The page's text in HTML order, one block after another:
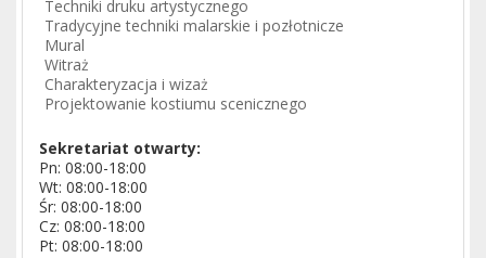
Techniki druku artystycznego
Tradycyjne techniki malarskie i pozłotnicze
Mural
Witraż
Charakteryzacja i wizaż
Projektowanie kostiumu scenicznego
Sekretariat otwarty:
Pn: 08:00-18:00
Wt: 08:00-18:00
Śr: 08:00-18:00
Cz: 08:00-18:00
Pt: 08:00-18:00